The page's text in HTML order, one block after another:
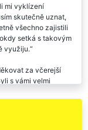
mi vyklízení
skutečně uznat,
všechno zajistili
setká s takovým
využiju.
za včerejší
s vámi velmi